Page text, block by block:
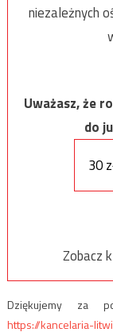
niezależnych
Uważasz, że
do
30
Zobacz
Dziękujemy za
https://kancelaria-